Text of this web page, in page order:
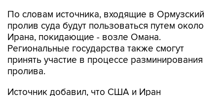
По словам источника, входящие в Ормузский
пролив суда будут пользоваться путем около
Ирана, покидающие - возле Омана.
Региональные государства также смогут
принять участие в процессе разминирования
пролива.
Источник добавил, что США и Иран